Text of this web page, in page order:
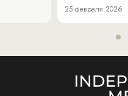
25 февраля 2026